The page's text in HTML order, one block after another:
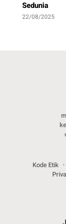
Sedunia
22/08/2025
Kode Etik